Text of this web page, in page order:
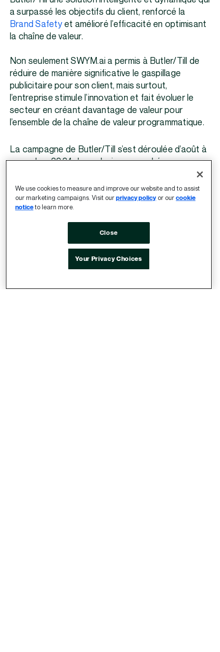
a surpassé les objectifs du client, renforcé la
Brand Safetyet amélioré l’efficacité en optimisant
la chaîne de valeur.
Non seulement SWYM.ai a permis à Butler/Till de
réduire de manière significative le gaspillage
publicitaire pour son client, mais surtout,
l’entreprise stimule l’innovation et fait évoluer le
secteur en créant davantage de valeur pour
l’ensemble de la chaîne de valeur programmatique.
La campagne de Butler/Till s’est déroulée d’août à
novembre 2024 dans plusieurs marchés aux
États-Unis, avec des résultats impressionnants :
56 %
de réduction du nombre de SSP et
ainsi labrand safety et l’optimisation de la chaîne
We use cookies to measure and improve our website and to assist
our marketing campaigns. Visit our privacy policy or ourcookie
noticeto learn more.
Close
Your Privacy Choices